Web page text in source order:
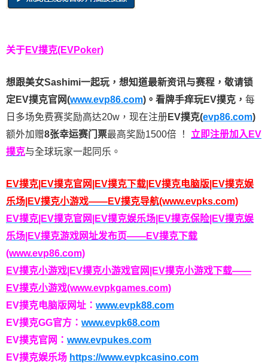
关于EV撲克(EVPoker)
想跟美女Sashimi一起玩， 想知道最新资讯与赛程， 敬请锁
定EV撲克官网(www.evp86.com)。 看牌手痒玩EV撲克， 每
日多场免费赛奖励高达20w，现在注册 EV撲克(evp86.com)
额外加赠8张幸运赛门票最高奖励1500倍 ！ 立即注册加入EV
撲克与全球玩家一起同乐。
EV撲克|EV撲克官网|EV撲克下载|EV撲克电脑版|EV撲克娱
乐场|EV撲克小游戏——EV撲克导航(www.evpks.com)
EV撲克|EV撲克官网|EV撲克娱乐场|EV撲克保险|EV撲克娱
乐场|EV撲克游戏网址发布页——EV撲克下载
(www.evp86.com)
EV撲克小游戏|EV撲克小游戏官网|EV撲克小游戏下载——
EV撲克小游戏(www.evpkgames.com)
EV撲克电脑版网址： www.evpk88.com
EV撲克GG官方： www.evpk68.com
EV撲克官网： www.evpukes.com
EV撲克娱乐场 https://www.evpkcasino.com